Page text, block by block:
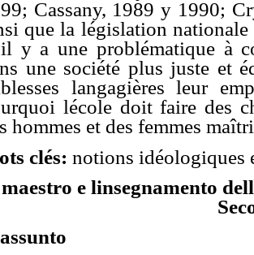
Cassany, 1989 y 1990;
que la législation
y a une problématique à
une société plus juste et
langagières leur
lécole doit faire des
hommes et des femmes
clés: notions idéologiques
e linsegnamento